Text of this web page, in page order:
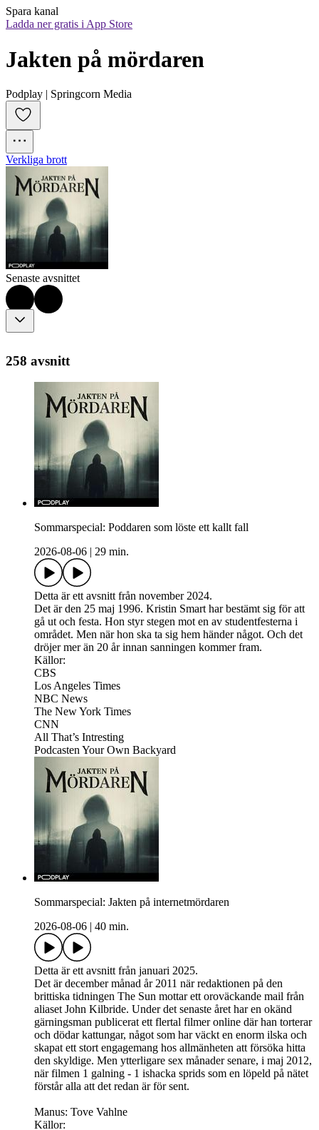
Spara kanal
Ladda ner gratis i App Store
Jakten på mördaren
Podplay | Springcorn Media
Verkliga brott
Senaste avsnittet
258 avsnitt
Sommarspecial: Poddaren som löste ett kallt fall
2026-08-06
29 min.
Detta är ett avsnitt från november 2024.
Det är den 25 maj 1996. Kristin Smart har bestämt sig för att
gå ut och festa. Hon styr stegen mot en av studentfesterna i
området. Men när hon ska ta sig hem händer något. Och det
dröjer mer än 20 år innan sanningen kommer fram.
Källor:
CBS
Los Angeles Times
NBC News
The New York Times
CNN
All That’s Intresting
Podcasten Your Own Backyard
Sommarspecial: Jakten på internetmördaren
2026-08-06
40 min.
Detta är ett avsnitt från januari 2025.
Det är december månad år 2011 när redaktionen på den
brittiska tidningen The Sun mottar ett oroväckande mail från
aliaset John Kilbride. Under det senaste året har en okänd
gärningsman publicerat ett flertal filmer online där han torterar
och dödar kattungar, något som har väckt en enorm ilska och
skapat ett stort engagemang hos allmänheten att försöka hitta
den skyldige. Men ytterligare sex månader senare, i maj 2012,
när filmen 1 galning - 1 ishacka sprids som en löpeld på nätet
förstår alla att det redan är för sent.
Manus: Tove Vahlne
Källor: